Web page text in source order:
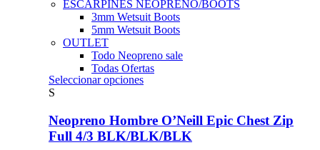
ESCARPINES NEOPRENO/BOOTS
3mm Wetsuit Boots
5mm Wetsuit Boots
OUTLET
Todo Neopreno sale
Todas Ofertas
Seleccionar opcionesEste
múltiples
variantes.
Las
S
Neopreno Hombre O’Neill Epic Chest Zip
Full 4/3 BLK/BLK/BLK